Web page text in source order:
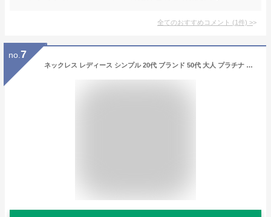
全てのおすすめコメント (1件) >
no. 7
ネックレス レディース シンプル 20代 ブランド 50代 大人 プラチナ 仕上 一粒 大粒 普段使い オリビア グレースフル 1.2ct スワロフスキー より輝く 金属アレルギー 対応 結婚記念日 クリスマス プレゼント 彼女 妻 誕生日プレゼント 30代 40代 20代 【優】【P】